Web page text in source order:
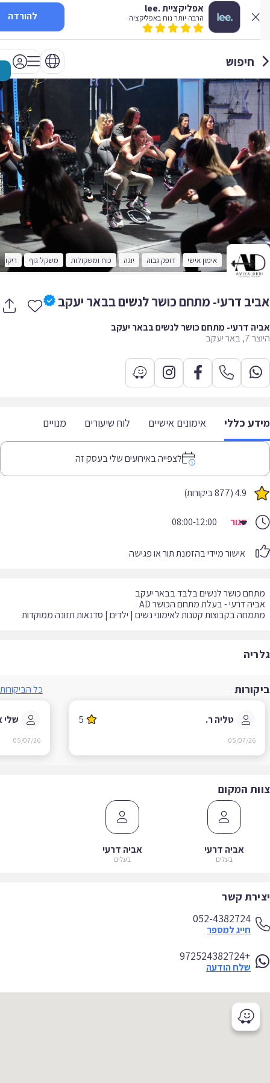
אפליקציית .lee
הרבה יותר נוח באפליקציה להורדה
חיפוש
אימון אישי דופק גבוה יוגה כוח ומשקולות משקל גוף ריקוד
דרעי- מתחם כושר לנשים בבאר יעקב
דרעי- מתחם כושר לנשים בבאר יעקב
יעקב
כללי אימונים אישיים לוח שיעורים מנויים
לצפייה באירועים שלי בעסק זה
4.9 (877 ביקורות)
סגור 08:00-12:00
אישור מיידי בהזמנת תור או פגישה
בקבוצות קטנות לאימוני נשים | ילדים | סדנאות תזונה ממוקדות
כל הביקורות
טליה ר. 5
05/07/26
שלי א.
05/07/26
המקום
אביה דרעי
בעלים
אביה דרעי
בעלים
קשר
052-4382724
חייג למספר
+972524382724
שלח הודעה